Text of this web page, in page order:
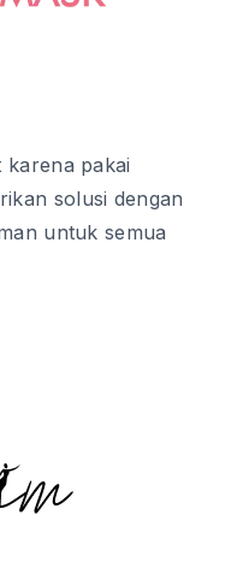
pakai
solusi dengan
untuk semua